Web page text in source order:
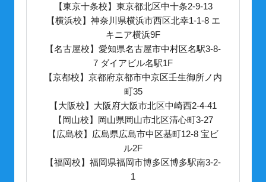
【東京十条校】東京都北区中十条2-9-13
【横浜校】神奈川県横浜市西区北幸1-1-8 エ
キニア横浜9F
【名古屋校】愛知県名古屋市中村区名駅3-8-
7 ダイアビル名駅1F
【京都校】京都府京都市中京区壬生御所ノ内
町35
【大阪校】大阪府大阪市北区中崎西2-4-41
【岡山校】岡山県岡山市北区清心町3-27
【広島校】広島県広島市中区基町12-8 宝ビ
ル2F
【福岡校】福岡県福岡市博多区博多駅南3-2-
1